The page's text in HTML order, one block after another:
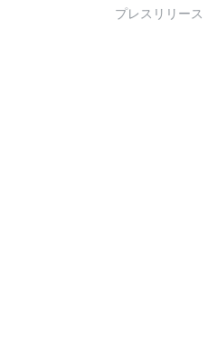
プレスリリース